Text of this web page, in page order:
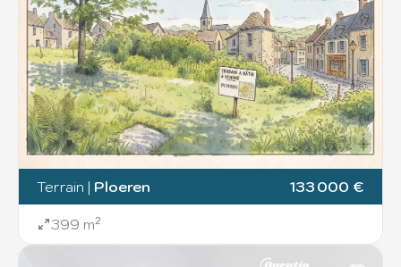
Terrain | Ploeren 133 000 €
399 m²